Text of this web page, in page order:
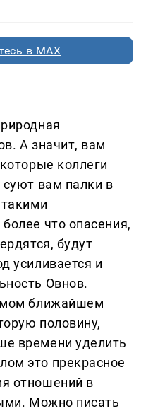
в MAX
А значит, вам
коллеги
суют вам палки в
что опасения,
будут
усиливается и
Овнов.
ближайшем
половину,
времени уделить
это прекрасное
отношений в
Можно писать